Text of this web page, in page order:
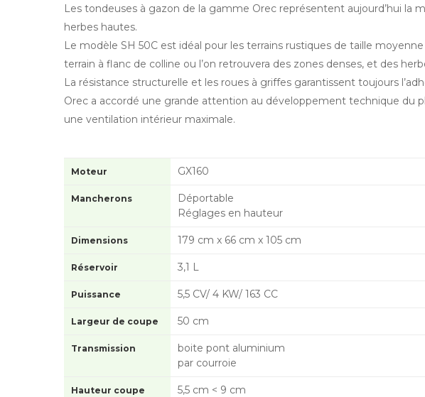
Les tondeuses à gazon de la gamme Orec représentent aujourd’hui
herbes hautes.
Le modèle SH 50C est idéal pour les terrains rustiques de taille
terrain à flanc de colline ou l’on retrouvera des zones denses, et des
La résistance structurelle et les roues à griffes garantissent toujours
Orec a accordé une grande attention au développement technique du
une ventilation intérieur maximale.
Moteur GX160
Mancherons
Déportable
Réglages en hauteur
Dimensions 179 cm x 66 cm x 105 cm
Réservoir 3,1 L
Puissance 5,5 CV/ 4 KW/ 163 CC
Largeur de coupe 50 cm
Transmission
boite pont aluminium
par courroie
Hauteur coupe 5,5 cm < 9 cm